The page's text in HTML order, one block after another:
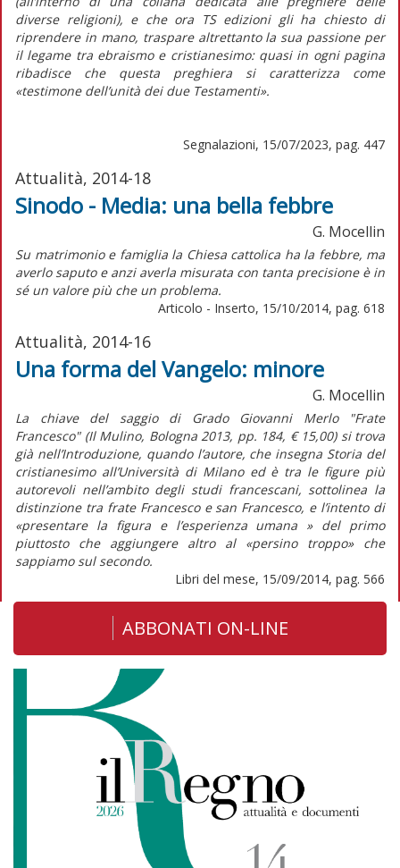
diverse religioni), e che ora TS edizioni gli ha chiesto di
riprendere in mano, traspare altrettanto la sua passione per
il legame tra ebraismo e cristianesimo: quasi in ogni pagina
ribadisce che questa preghiera si caratterizza come
«testimone dell’unità dei due Testamenti».
Segnalazioni, 15/07/2023, pag. 447
Attualità, 2014-18
Sinodo - Media: una bella febbre
G. Mocellin
Su matrimonio e famiglia la Chiesa cattolica ha la febbre, ma
averlo saputo e anzi averla misurata con tanta precisione è in
sé un valore più che un problema.
Articolo - Inserto, 15/10/2014, pag. 618
Attualità, 2014-16
Una forma del Vangelo: minore
G. Mocellin
La chiave del saggio di Grado Giovanni Merlo "Frate
Francesco" (Il Mulino, Bologna 2013, pp. 184, € 15,00) si trova
già nell’Introduzione, quando l’autore, che insegna Storia del
cristianesimo all’Università di Milano ed è tra le figure più
autorevoli nell’ambito degli studi francescani, sottolinea la
distinzione tra frate Francesco e san Francesco, e l’intento di
«presentare la figura e l’esperienza umana » del primo
piuttosto che aggiungere altro al «persino troppo» che
sappiamo sul secondo.
Libri del mese, 15/09/2014, pag. 566
ABBONATI ON-LINE